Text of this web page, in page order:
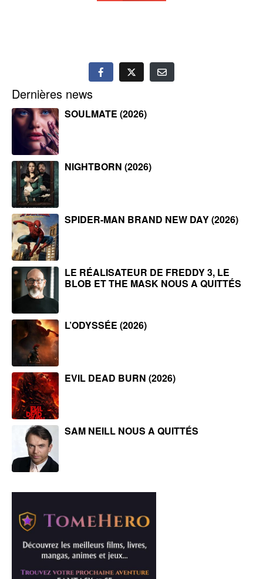
Dernières news
SOULMATE (2026)
NIGHTBORN (2026)
SPIDER-MAN BRAND NEW DAY (2026)
LE RÉALISATEUR DE FREDDY 3, LE
BLOB ET THE MASK NOUS A QUITTÉS
L’ODYSSÉE (2026)
EVIL DEAD BURN (2026)
SAM NEILL NOUS A QUITTÉS